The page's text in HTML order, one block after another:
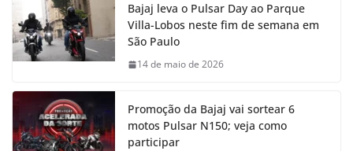
Bajaj leva o Pulsar Day ao Parque
Villa-Lobos neste fim de semana em
São Paulo
14 de maio de 2026
Promoção da Bajaj vai sortear 6
motos Pulsar N150; veja como
participar